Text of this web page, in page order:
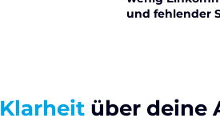
und fehlender
Klarheitüber deine